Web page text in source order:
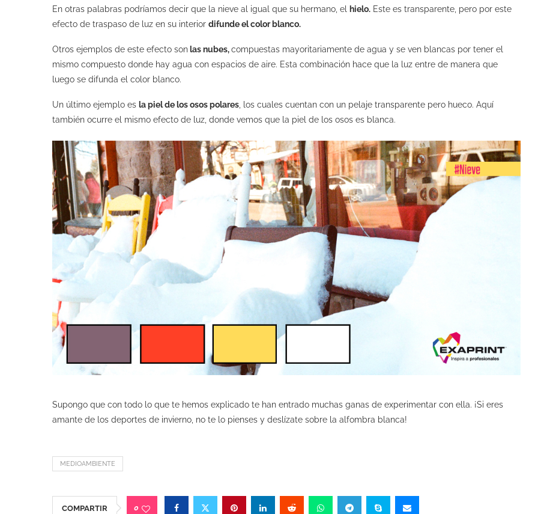
En otras palabras podríamos decir que la nieve al igual que su hermano, el hielo. Este es transparente, pero por este
efecto de traspaso de luz en su interior difunde el color blanco.
Otros ejemplos de este efecto sonlas nubes,compuestas mayoritariamente de agua y se ven blancas por tener el
mismo compuesto donde hay agua con espacios de aire. Esta combinación hace que la luz entre de manera que
luego se difunda el color blanco.
Un último ejemplo es la piel de los osos polares, los cuales cuentan con un pelaje transparente pero hueco. Aquí
también ocurre el mismo efecto de luz, donde vemos que la piel de los osos es blanca.
Supongo que con todo lo que te hemos explicado te han entrado muchas ganas de experimentar con ella. ¡Si eres
amante de los deportes de invierno, no te lo pienses y deslízate sobre la alfombra blanca!
MEDIOAMBIENTE
COMPARTIR 0